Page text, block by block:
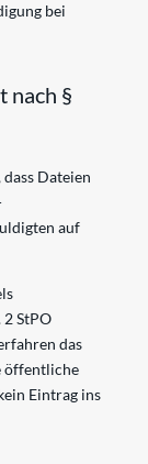
bei
nach §
Dateien
auf
StPO
das
öffentliche
Eintrag ins